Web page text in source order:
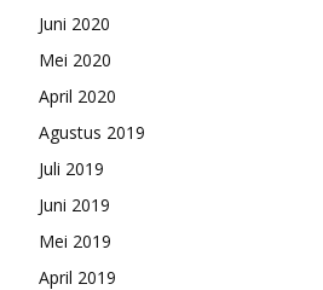
Juni 2020
Mei 2020
April 2020
Agustus 2019
Juli 2019
Juni 2019
Mei 2019
April 2019